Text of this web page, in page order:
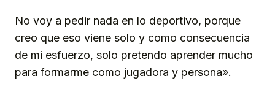
No voy a pedir nada en lo deportivo, porque
creo que eso viene solo y como consecuencia
de mi esfuerzo, solo pretendo aprender mucho
para formarme como jugadora y persona».